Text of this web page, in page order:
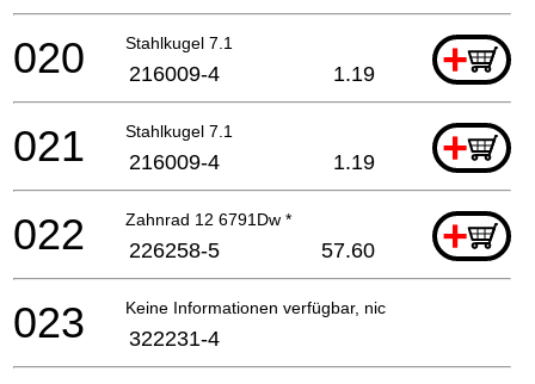
Stahlkugel 7.1 +
020 216009-4 1.19
Stahlkugel 7.1 +
021 216009-4 1.19
Zahnrad 12 6791Dw * +
022 226258-5 57.60
Keine Informationen verfügbar, nicht bestellbar
023 322231-4